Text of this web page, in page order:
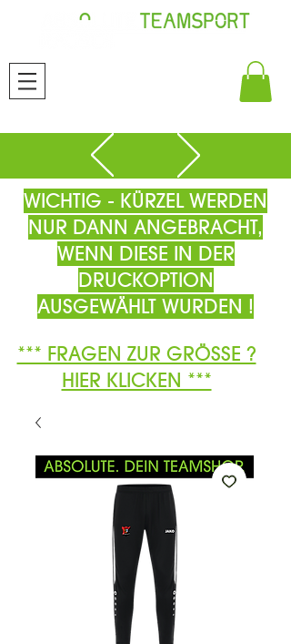
WICHTIG - KÜRZEL WERDEN
NUR DANN ANGEBRACHT,
WENN DIESE IN DER
DRUCKOPTION
AUSGEWÄHLT WURDEN !
*** FRAGEN ZUR GRÖSSE ?
HIER KLICKEN ***